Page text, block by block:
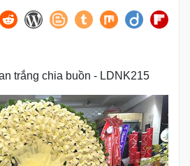
trắng chia buồn - LDNK215